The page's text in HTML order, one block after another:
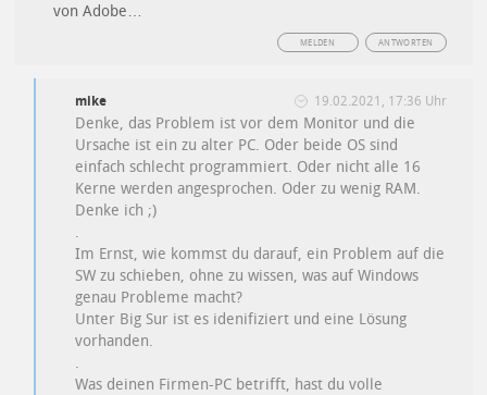
von Adobe…
ANTWORTEN
MELDEN
mike 19.02.2021, 17:36 Uhr
Denke, das Problem ist vor dem Monitor und die
Ursache ist ein zu alter PC. Oder beide OS sind
einfach schlecht programmiert. Oder nicht alle 16
Kerne werden angesprochen. Oder zu wenig RAM.
Denke ich ;)
.
Im Ernst, wie kommst du darauf, ein Problem auf die
SW zu schieben, ohne zu wissen, was auf Windows
genau Probleme macht?
Unter Big Sur ist es idenifiziert und eine Lösung
vorhanden.
.
Was deinen Firmen-PC betrifft, hast du volle